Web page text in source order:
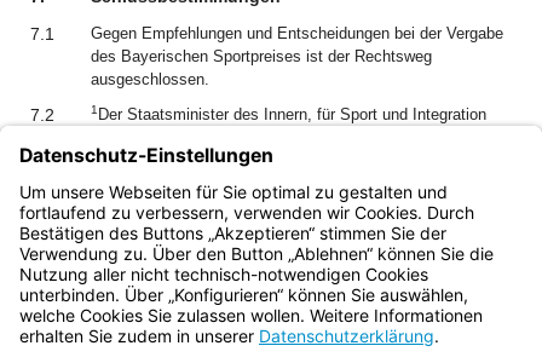
7.1
Gegen Empfehlungen und Entscheidungen bei der Vergabe
des Bayerischen Sportpreises ist der Rechtsweg
ausgeschlossen.
7.2 1 Der Staatsminister des Innern, für Sport und Integration
Anwendung dieser Richtlinien.
den Bestimmungen dieser Richtlinien zulassen, nicht
jedoch zu Nr. 3.3 Satz 1, 6 und 7 und Nr. 4.3 Satz 2 und 3.
Bayern.de
BayernPortal